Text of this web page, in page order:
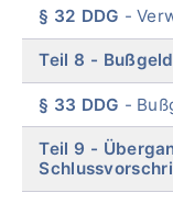
§ 32 DDG
Teil 8
§ 33 DDG
Teil 9